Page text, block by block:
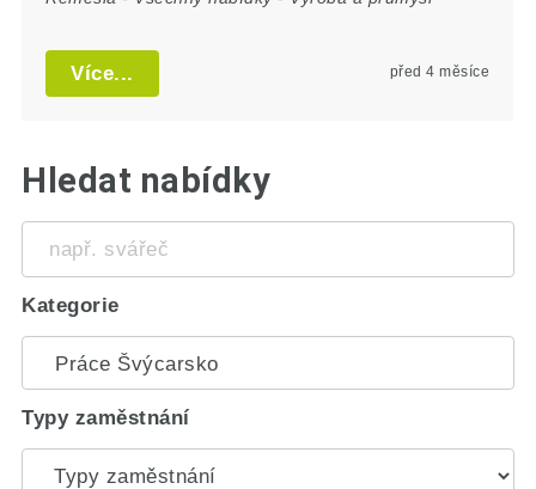
Více... před 4 měsíce
Hledat nabídky
svářeč
Kategorie
Typy zaměstnání